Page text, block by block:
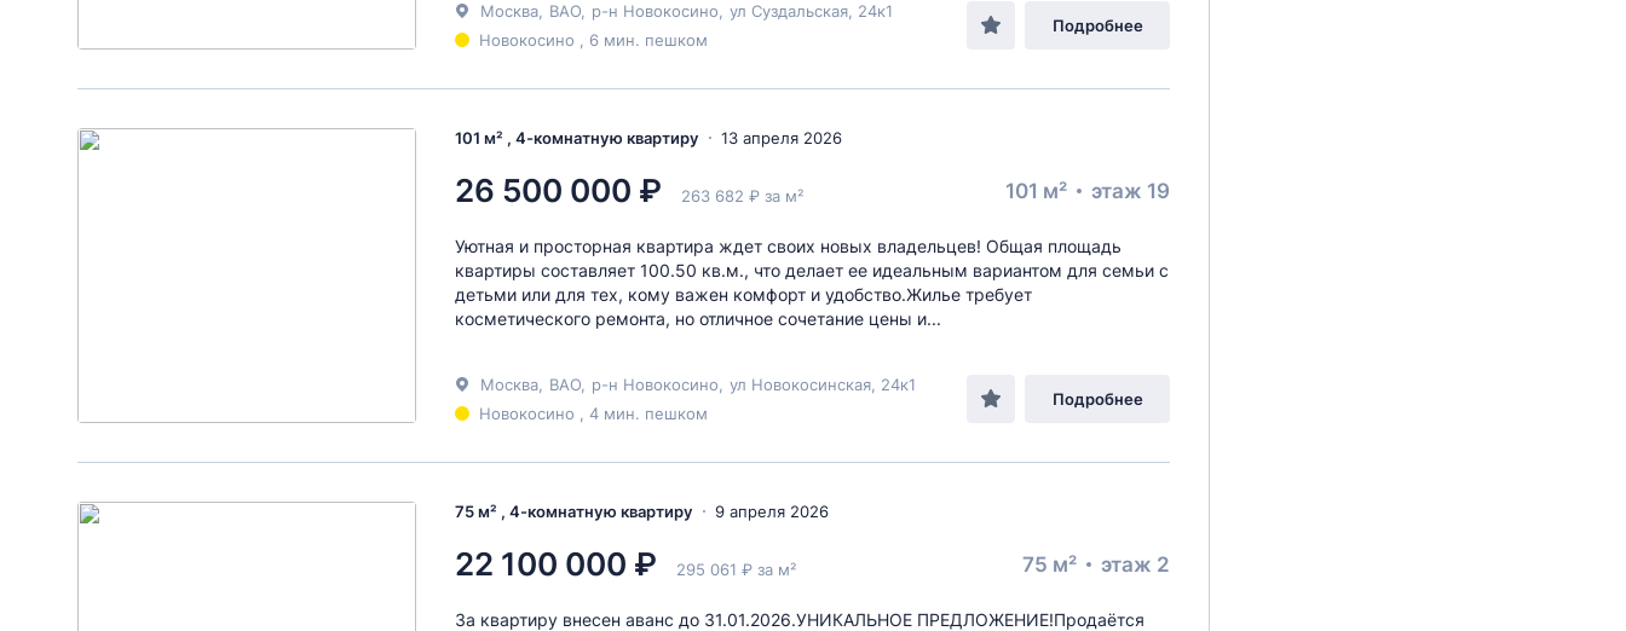
Москва ВАО р-н Новокосино ул Суздальская , 24к1
Новокосино , 6 мин. пешком
Подробнее
101 м² , 4-комнатную квартиру 13 апреля 2026
26 500 000 ₽ 263 682 ₽ за м² 101 м² этаж 19
Уютная и просторная квартира ждет своих новых владельцев! Общая площадь
квартиры составляет 100.50 кв.м., что делает ее идеальным вариантом для семьи с
детьми или для тех, кому важен комфорт и удобство.Жилье требует
косметического ремонта, но отличное сочетание цены и...
Москва ВАО р-н Новокосино ул Новокосинская , 24к1
Новокосино , 4 мин. пешком
Подробнее
75 м² , 4-комнатную квартиру 9 апреля 2026
22 100 000 ₽ 295 061 ₽ за м² 75 м² этаж 2
За квартиру внесен аванс до 31.01.2026.УНИКАЛЬНОЕ ПРЕДЛОЖЕНИЕ!Продаётся